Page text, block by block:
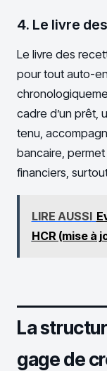
4. Le livre
Le livre des
pour tout auto-
cadre d’un prêt,
tenu,
bancaire,
financiers,
LIRE AUSSI
HCR (mise à
La
gage de